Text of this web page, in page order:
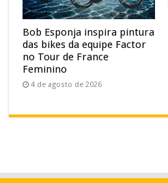
Bob Esponja inspira pintura
das bikes da equipe Factor
no Tour de France
Feminino
4 de agosto de 2026